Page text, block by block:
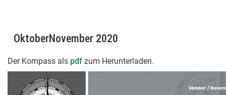
OktoberNovember 2020
Der Kompass als pdf zum Herunterladen.